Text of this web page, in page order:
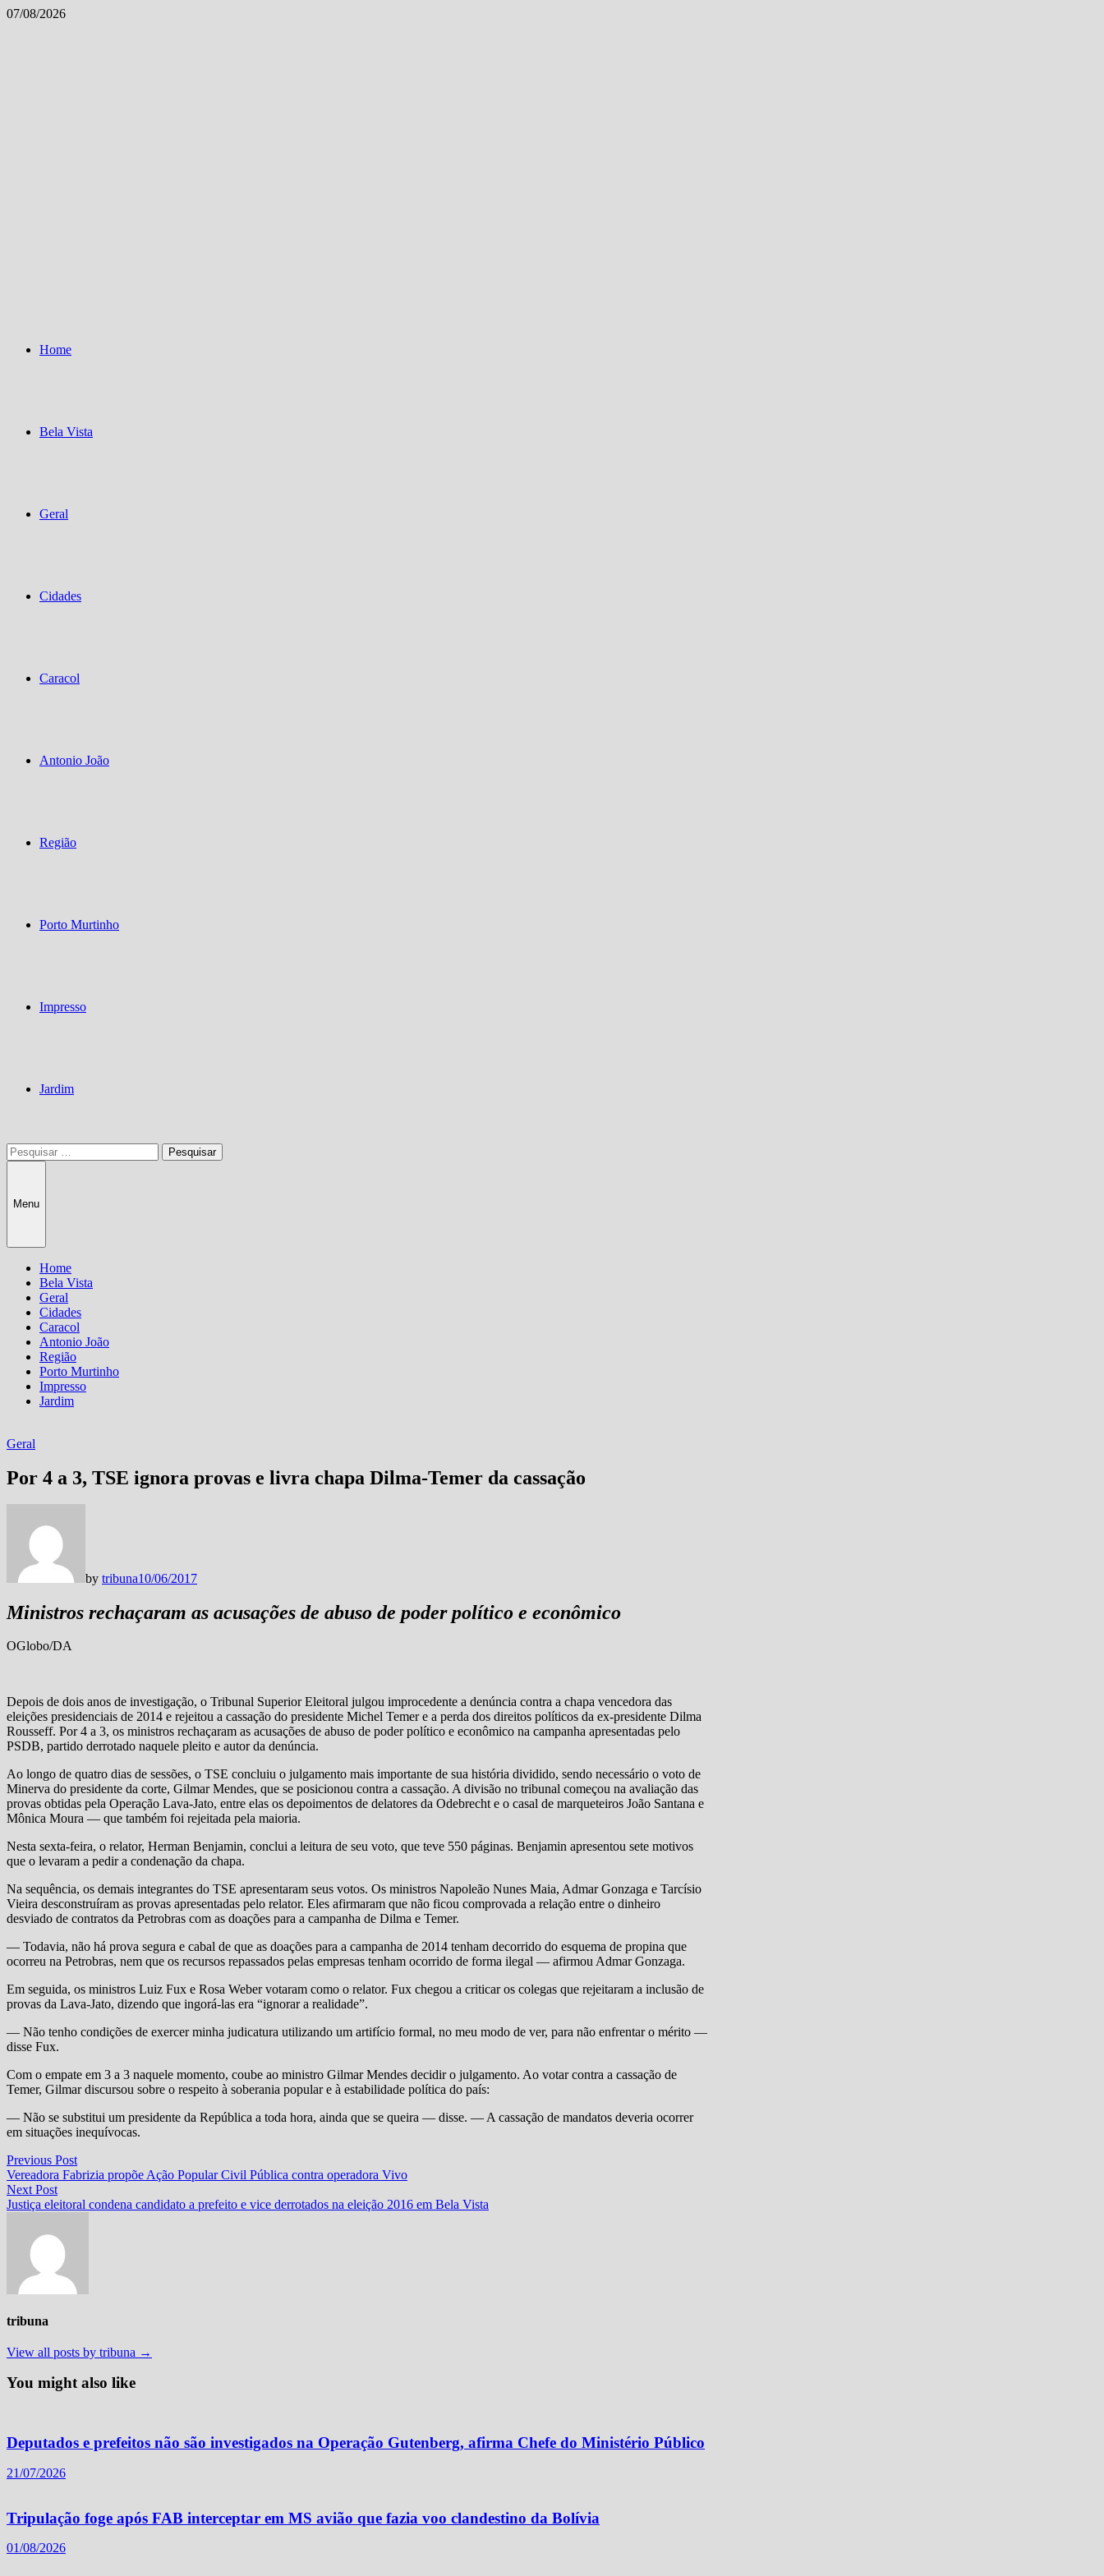
Skip
07/08/2026
Home
Bela Vista
Geral
Cidades
Caracol
Antonio João
Região
Porto Murtinho
Impresso
Jardim
Pesquisar
por:
Menu
Home
Bela Vista
Geral
Cidades
Caracol
Antonio João
Região
Porto Murtinho
Impresso
Jardim
Geral
Por 4 a 3, TSE ignora provas e livra chapa Dilma-Temer da cassação
by tribuna10/06/2017
Ministros rechaçaram as acusações de abuso de poder político e econômico
OGlobo/DA
Depois de dois anos de investigação, o Tribunal Superior Eleitoral julgou improcedente a denúncia contra a chapa vencedora das
eleições presidenciais de 2014 e rejeitou a cassação do presidente Michel Temer e a perda dos direitos políticos da ex-presidente Dilma
Rousseff. Por 4 a 3, os ministros rechaçaram as acusações de abuso de poder político e econômico na campanha apresentadas pelo
PSDB, partido derrotado naquele pleito e autor da denúncia.
Ao longo de quatro dias de sessões, o TSE concluiu o julgamento mais importante de sua história dividido, sendo necessário o voto de
Minerva do presidente da corte, Gilmar Mendes, que se posicionou contra a cassação. A divisão no tribunal começou na avaliação das
provas obtidas pela Operação Lava-Jato, entre elas os depoimentos de delatores da Odebrecht e o casal de marqueteiros João Santana e
Mônica Moura — que também foi rejeitada pela maioria.
Nesta sexta-feira, o relator, Herman Benjamin, conclui a leitura de seu voto, que teve 550 páginas. Benjamin apresentou sete motivos
que o levaram a pedir a condenação da chapa.
Na sequência, os demais integrantes do TSE apresentaram seus votos. Os ministros Napoleão Nunes Maia, Admar Gonzaga e Tarcísio
Vieira desconstruíram as provas apresentadas pelo relator. Eles afirmaram que não ficou comprovada a relação entre o dinheiro
desviado de contratos da Petrobras com as doações para a campanha de Dilma e Temer.
— Todavia, não há prova segura e cabal de que as doações para a campanha de 2014 tenham decorrido do esquema de propina que
ocorreu na Petrobras, nem que os recursos repassados pelas empresas tenham ocorrido de forma ilegal — afirmou Admar Gonzaga.
Em seguida, os ministros Luiz Fux e Rosa Weber votaram como o relator. Fux chegou a criticar os colegas que rejeitaram a inclusão de
provas da Lava-Jato, dizendo que ingorá-las era “ignorar a realidade”.
— Não tenho condições de exercer minha judicatura utilizando um artifício formal, no meu modo de ver, para não enfrentar o mérito —
disse Fux.
Com o empate em 3 a 3 naquele momento, coube ao ministro Gilmar Mendes decidir o julgamento. Ao votar contra a cassação de
Temer, Gilmar discursou sobre o respeito à soberania popular e à estabilidade política do país:
— Não se substitui um presidente da República a toda hora, ainda que se queira — disse. — A cassação de mandatos deveria ocorrer
em situações inequívocas.
Navegação
de
Post
Previous PostPrevious
post:
Vereadora Fabrizia propõe Ação Popular Civil Pública contra operadora Vivo
Next PostNext
post:
Justiça eleitoral condena candidato a prefeito e vice derrotados na eleição 2016 em Bela Vista
tribuna
View all posts by tribuna →
You might also like
Deputados e prefeitos não são investigados na Operação Gutenberg, afirma Chefe do Ministério Público
21/07/2026
Tripulação foge após FAB interceptar em MS avião que fazia voo clandestino da Bolívia
01/08/2026